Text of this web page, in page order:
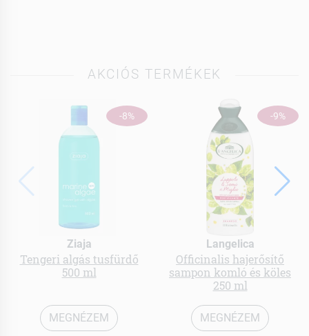
AKCIÓS TERMÉKEK
-8%
Ziaja
Tengeri algás tusfürdő
500 ml
MEGNÉZEM
-9%
Langelica
Officinalis hajerősítő
sampon komló és köles
250 ml
MEGNÉZEM